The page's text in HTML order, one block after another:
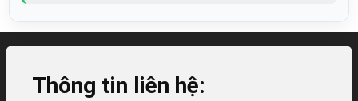
Thông tin liên hệ: